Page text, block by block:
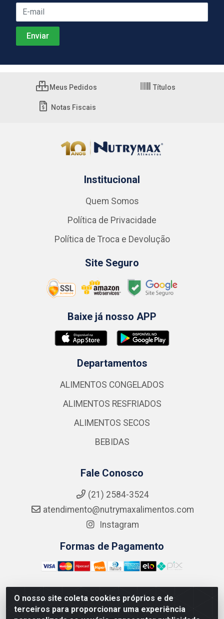
O nosso site coleta cookies próprios e de
terceiros para proporcionar uma experiência
Meus Pedidos Títulos
Notas Fiscais
Institucional
Quem Somos
Política de Privacidade
Política de Troca e Devolução
Site Seguro
Baixe já nosso APP
Departamentos
ALIMENTOS CONGELADOS
ALIMENTOS RESFRIADOS
ALIMENTOS SECOS
BEBIDAS
Fale Conosco
(21) 2584-3524
atendimento@nutrymaxalimentos.com
Instagram
Formas de Pagamento
NUTRY MAX COMÉRCIO DE PRODUTOS ALIMENTICIOS
LTDA - RUA DO FEIJÃO, 721 PENHA CIRCULAR/RJ -